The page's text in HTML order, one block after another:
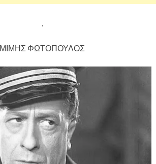
.
ΜΙΜΗΣ ΦΩΤΟΠΟΥΛΟΣ